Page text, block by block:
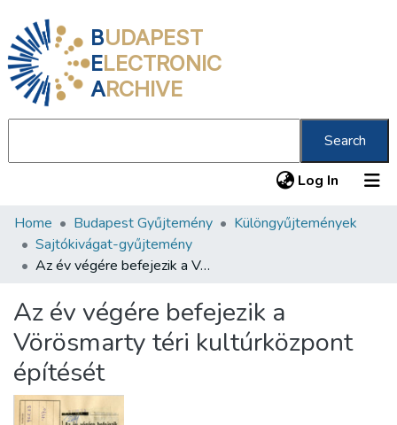
BUDAPEST
ELECTRONIC
ARCHIVE
Search
Log In (current)
Communities & Collections
All of DSpace
About us
Home Budapest Gyűjtemény
Különgyűjtemények
Sajtókivágat-gyűjtemény
Az év végére befejezik a Vörösmarty téri kultúrközpont építését
Az év végére befejezik a
Vörösmarty téri kultúrközpont
építését